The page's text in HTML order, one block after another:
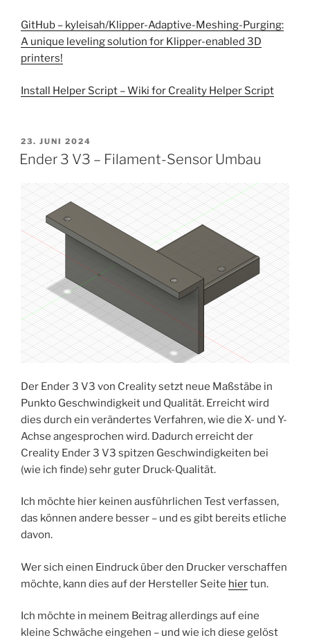
GitHub – kyleisah/Klipper-Adaptive-Meshing-Purging:
A unique leveling solution for Klipper-enabled 3D
printers!
Install Helper Script – Wiki for Creality Helper Script
VERÖFFENTLICHT
AM
23. JUNI 2024
Ender 3 V3 – Filament-Sensor Umbau
Der Ender 3 V3 von Creality setzt neue Maßstäbe in
Punkto Geschwindigkeit und Qualität. Erreicht wird
dies durch ein verändertes Verfahren, wie die X- und Y-
Achse angesprochen wird. Dadurch erreicht der
Creality Ender 3 V3 spitzen Geschwindigkeiten bei
(wie ich finde) sehr guter Druck-Qualität.
Ich möchte hier keinen ausführlichen Test verfassen,
das können andere besser – und es gibt bereits etliche
davon.
Wer sich einen Eindruck über den Drucker verschaffen
möchte, kann dies auf der Hersteller Seite hiertun.
Ich möchte in meinem Beitrag allerdings auf eine
kleine Schwäche eingehen – und wie ich diese gelöst